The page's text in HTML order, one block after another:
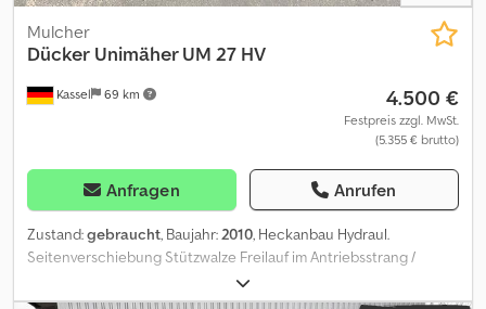
Kassel 69 km
Mulcher
Dücker Unimäher UM 27 HV
4.500 €
Festpreis zzgl. MwSt.
(5.355 € brutto)
Anfragen Anrufen
Zustand:gebraucht, Baujahr: 2010, Heckanbau Hydraul.
Seitenverschiebung Stützwalze Freilauf im Antriebsstrang /
Gelenkwelle MWST NICHT AUSWEISBAR / Dcsdpfxsual Ucs Ahcek